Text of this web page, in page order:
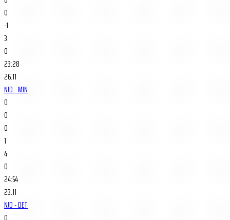
0
-1
3
0
23:28
26.11
NJD - MIN
0
0
0
1
4
0
24:54
23.11
NJD - DET